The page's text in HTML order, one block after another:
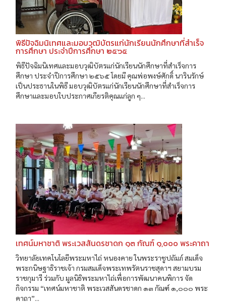
พิธีปัจฉิมนิเทศและมอบวุฒิบัตรแก่นักเรียนนักศึกษาที่สำเร็จ
การศึกษา ประจำปีการศึกษา ๒๕๖๕
พิธีปัจฉิมนิเทศและมอบวุฒิบัตรแก่นักเรียนนักศึกษาที่สำเร็จการ
ศึกษา ประจำปีการศึกษา ๒๕๖๕ โดยมี คุณพ่อพงษ์ศักดิ์ นารินรักษ์
เป็นประธานในพิธี มอบวุฒิบัตรแก่นักเรียนนักศึกษาที่สำเร็จการ
ศึกษาและมอบใบประกาศเกียรติคุณแก่ลูก ๆ...
เทศน์มหาชาติ พระเวสสันดรชาดก ๑๓ กัณฑ์ ๑,๐๐๐ พระคาถา
วิทยาลัยเทคโนโลยีพระมหาไถ่ หนองคาย ในพระราชูปถัมภ์ สมเด็จ
พระกนิษฐาธิราชเจ้า กรมสมเด็จพระเทพรัตนราชสุดาฯ สยามบรม
ราชกุมารี ร่วมกับ มูลนิธิพระมหาไถ่เพื่อการพัฒนาคนพิการ จัด
กิจกรรม “เทศน์มหาชาติ พระเวสสันดรชาดก ๑๓ กัณฑ์ ๑,๐๐๐ พระ
คาถา”...